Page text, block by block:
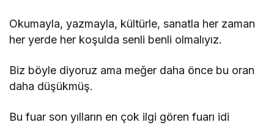
Okumayla, yazmayla, kültürle, sanatla her zaman
her yerde her koşulda senli benli olmalıyız.
Biz böyle diyoruz ama meğer daha önce bu oran
daha düşükmüş.
Bu fuar son yılların en çok ilgi gören fuarı idi